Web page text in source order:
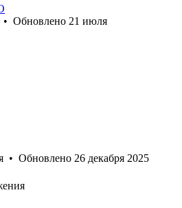
• Обновлено 21 июля
• Обновлено 26 декабря 2025